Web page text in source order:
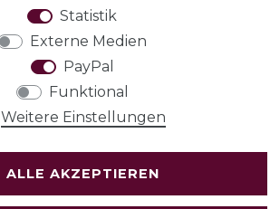
Statistik
Externe Medien
PayPal
Funktional
Weitere Einstellungen
ALLE AKZEPTIEREN